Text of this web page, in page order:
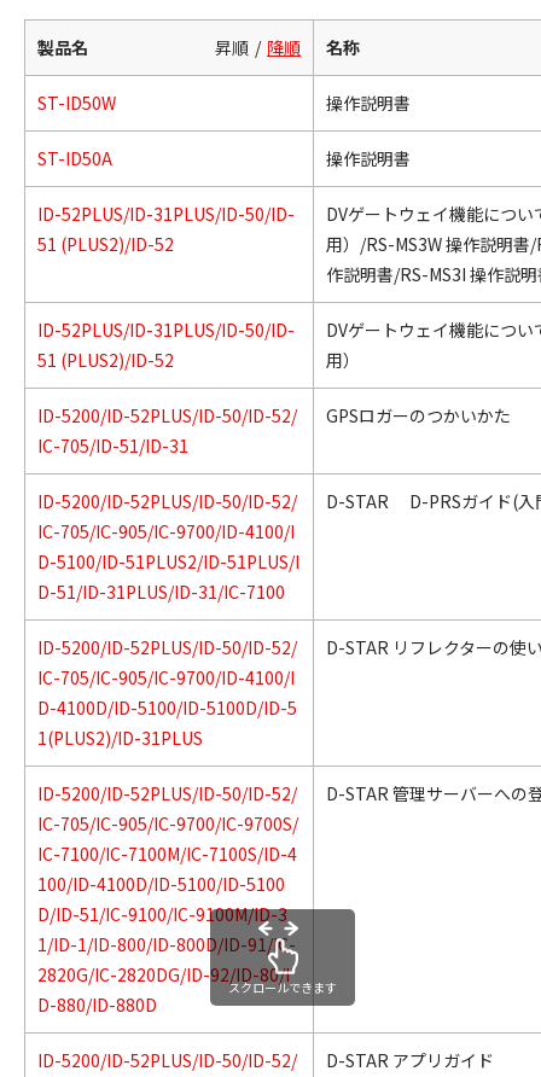
製品名 昇順 降順 名称
ST-ID50W 操作説明書
ST-ID50A 操作説明書
ID-52PLUS/ID-31PLUS/ID-50/ID-
51 (PLUS2)/ID-52
DVゲートウェイ機能につい
用）/RS-MS3W 操作説明書/
作説明書/RS-MS3I 操作説
ID-52PLUS/ID-31PLUS/ID-50/ID-
51 (PLUS2)/ID-52
DVゲートウェイ機能につい
用）
ID-5200/ID-52PLUS/ID-50/ID-52/
IC-705/ID-51/ID-31
GPSロガーのつかいかた
ID-5200/ID-52PLUS/ID-50/ID-52/
IC-705/IC-905/IC-9700/ID-4100/I
D-5100/ID-51PLUS2/ID-51PLUS/I
D-51/ID-31PLUS/ID-31/IC-7100
D-STAR D-PRSガイド(入
ID-5200/ID-52PLUS/ID-50/ID-52/
IC-705/IC-905/IC-9700/ID-4100/I
D-4100D/ID-5100/ID-5100D/ID-5
1(PLUS2)/ID-31PLUS
D-STAR リフレクターの使
ID-5200/ID-52PLUS/ID-50/ID-52/
IC-705/IC-905/IC-9700/IC-9700S/
IC-7100/IC-7100M/IC-7100S/ID-4
100/ID-4100D/ID-5100/ID-5100
D/ID-51/IC-9100/IC-9100M/ID-3
1/ID-1/ID-800/ID-800D/ID-91/IC-
2820G/IC-2820DG/ID-92/ID-80/I
D-880/ID-880D
D-STAR 管理サーバーへの
ID-5200/ID-52PLUS/ID-50/ID-52/
D-STAR アプリガイド
スクロールできます